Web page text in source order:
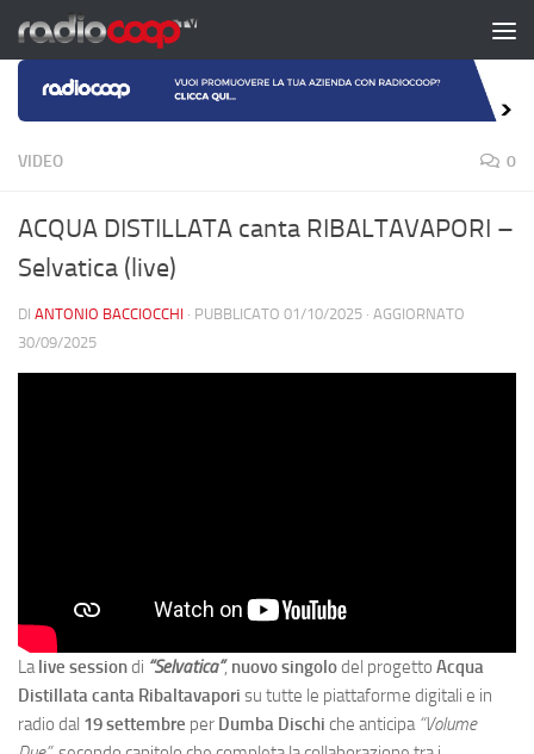
Salta al contenuto
VIDEO 0
ACQUA DISTILLATA canta RIBALTAVAPORI –
Selvatica (live)
DI ANTONIO BACCIOCCHI · PUBBLICATO 01/10/2025 · AGGIORNATO
30/09/2025
Lalive sessiondi “Selvatica”, nuovo singolodel progetto Acqua
Distillata canta Ribaltavapori su tutte le piattaforme digitali e in
radio dal 19 settembre per Dumba Dischi che anticipa “Volume